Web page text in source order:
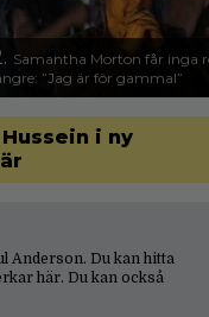
Samantha Morton får inga
”Jag är för gammal”
i ny
Anderson. Du kan hitta
här. Du kan också